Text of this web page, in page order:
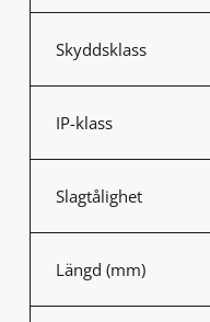
Skyddsklass
IP-klass
Slagtålighet
Längd (mm)